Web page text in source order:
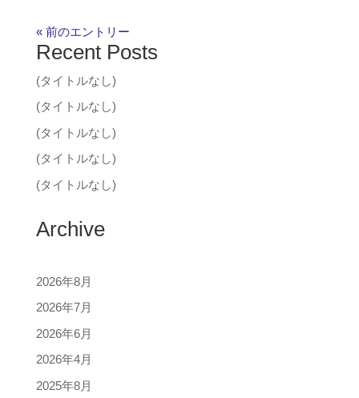
« 前のエントリー
Recent Posts
(タイトルなし)
(タイトルなし)
(タイトルなし)
(タイトルなし)
(タイトルなし)
Archive
2026年8月
2026年7月
2026年6月
2026年4月
2025年8月